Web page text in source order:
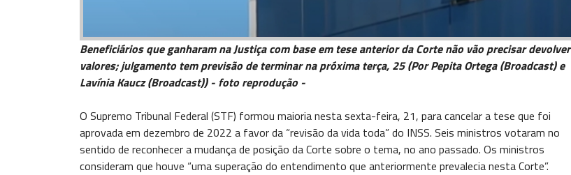
Beneficiários que ganharam na Justiça com base em tese anterior da Corte não vão precisar devolver
valores; julgamento tem previsão de terminar na próxima terça, 25 (Por Pepita Ortega (Broadcast) e
Lavínia Kaucz (Broadcast)) - foto reprodução -
O Supremo Tribunal Federal (STF) formou maioria nesta sexta-feira, 21, para cancelar a tese que foi
aprovada em dezembro de 2022 a favor da “revisão da vida toda” do INSS. Seis ministros votaram no
sentido de reconhecer a mudança de posição da Corte sobre o tema, no ano passado. Os ministros
consideram que houve “uma superação do entendimento que anteriormente prevalecia nesta Corte”.